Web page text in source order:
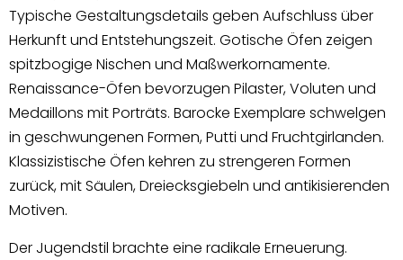
Typische Gestaltungsdetails geben Aufschluss über
Herkunft und Entstehungszeit. Gotische Öfen zeigen
spitzbogige Nischen und Maßwerkornamente.
Renaissance-Öfen bevorzugen Pilaster, Voluten und
Medaillons mit Porträts. Barocke Exemplare schwelgen
in geschwungenen Formen, Putti und Fruchtgirlanden.
Klassizistische Öfen kehren zu strengeren Formen
zurück, mit Säulen, Dreiecksgiebeln und antikisierenden
Motiven.
Der Jugendstil brachte eine radikale Erneuerung.